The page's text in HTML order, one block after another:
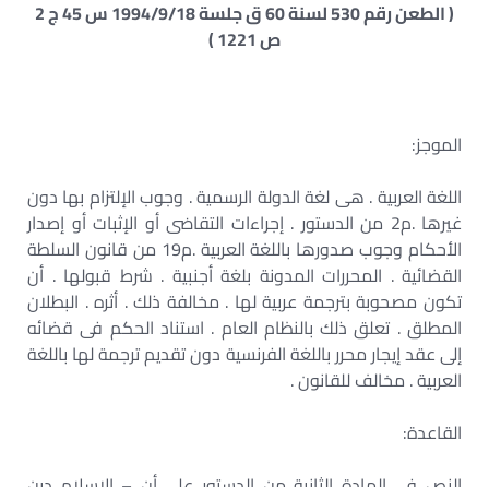
( الطعن رقم 530 لسنة 60 ق جلسة 1994/9/18 س 45 ج 2
ص 1221 )
الموجز:
اللغة العربية . هى لغة الدولة الرسمية . وجوب الإلتزام بها دون
غيرها .م2 من الدستور . إجراءات التقاضى أو الإثبات أو إصدار
الأحكام وجوب صدورها باللغة العربية .م19 من قانون السلطة
القضائية . المحررات المدونة بلغة أجنبية . شرط قبولها . أن
تكون مصحوبة بترجمة عربية لها . مخالفة ذلك . أثره . البطلان
المطلق . تعلق ذلك بالنظام العام . استناد الحكم فى قضائه
إلى عقد إيجار محرر باللغة الفرنسية دون تقديم ترجمة لها باللغة
العربية . مخالف للقانون .
القاعدة: